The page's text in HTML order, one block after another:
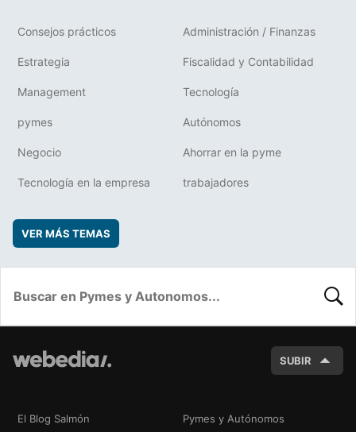
Consejos prácticos Administración / Finanzas
Estrategia Fiscalidad y Contabilidad
Management Tecnología
pymes Autónomos
Negocio Ahorrar en la pyme
Tecnología en la empresa trabajadores
VER MÁS TEMAS
SUBIR
El Blog Salmón Pymes y Autónomos